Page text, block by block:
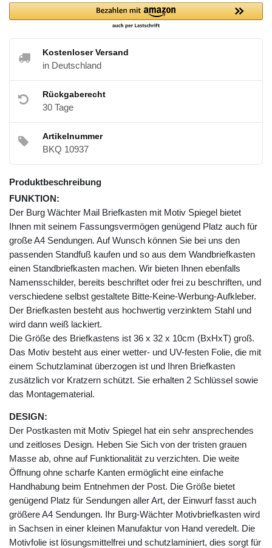
Kostenloser Versand
in Deutschland
Rückgaberecht
30 Tage
Artikelnummer
BKQ 10937
Produktbeschreibung
FUNKTION:
Der Burg Wächter Mail Briefkasten mit Motiv Spiegel bietet
Ihnen mit seinem Fassungsvermögen genügend Platz auch für
große A4 Sendungen. Auf Wunsch können Sie bei uns den
passenden Standfuß kaufen und so aus dem Wandbriefkasten
einen Standbriefkasten machen. Wir bieten Ihnen ebenfalls
Namensschilder, bereits beschriftet oder frei zu beschriften, und
verschiedene selbst gestaltete Bitte-Keine-Werbung-Aufkleber.
Der Briefkasten besteht aus hochwertig verzinktem Stahl und
wird dann weiß lackiert.
Die Größe des Briefkastens ist 36 x 32 x 10cm (BxHxT) groß.
Das Motiv besteht aus einer wetter- und UV-festen Folie, die mit
einem Schutzlaminat überzogen ist und Ihren Briefkasten
zusätzlich vor Kratzern schützt. Sie erhalten 2 Schlüssel sowie
das Montagematerial.
DESIGN:
Der Postkasten mit Motiv Spiegel hat ein sehr ansprechendes
und zeitloses Design. Heben Sie Sich von der tristen grauen
Masse ab, ohne auf Funktionalität zu verzichten. Die weite
Öffnung ohne scharfe Kanten ermöglicht eine einfache
Handhabung beim Entnehmen der Post. Die Größe bietet
genügend Platz für Sendungen aller Art, der Einwurf fasst auch
größere A4 Sendungen. Ihr Burg-Wächter Motivbriefkasten wird
in Sachsen in einer kleinen Manufaktur von Hand veredelt. Die
Motivfolie ist lösungsmittelfrei und schutzlaminiert, dies sorgt für